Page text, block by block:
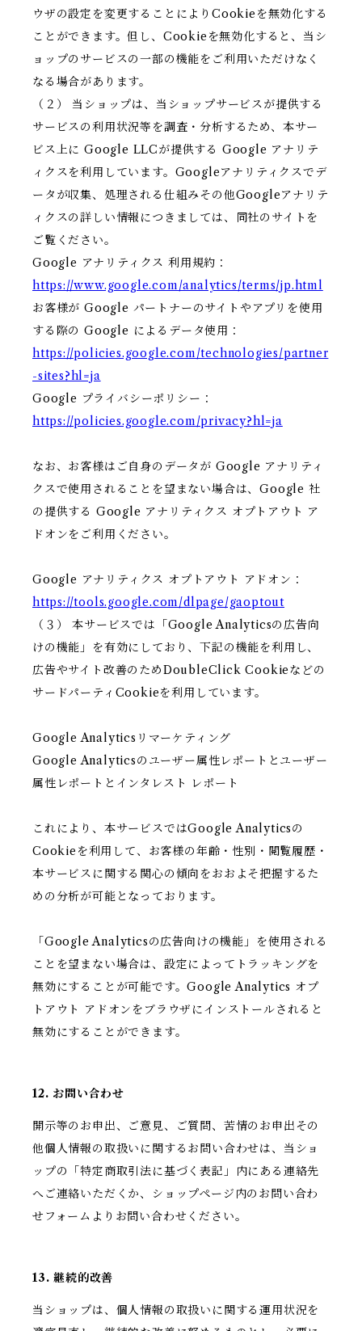
ウザの設定を変更することによりCookieを無効化する
ことができます。但し、Cookieを無効化すると、当シ
ョップのサービスの一部の機能をご利用いただけなく
なる場合があります。
（２） 当ショップは、当ショップサービスが提供する
サービスの利用状況等を調査・分析するため、本サー
ビス上に Google LLCが提供する Google アナリテ
ィクスを利用しています。Googleアナリティクスでデ
ータが収集、処理される仕組みその他Googleアナリテ
ィクスの詳しい情報につきましては、同社のサイトを
ご覧ください。
Google アナリティクス 利用規約：
https://www.google.com/analytics/terms/jp.html
お客様が Google パートナーのサイトやアプリを使用
する際の Google によるデータ使用：
https://policies.google.com/technologies/partner
-sites?hl=ja
Google プライバシーポリシー：
https://policies.google.com/privacy?hl=ja
なお、お客様はご自身のデータが Google アナリティ
クスで使用されることを望まない場合は、Google 社
の提供する Google アナリティクス オプトアウト ア
ドオンをご利用ください。
Google アナリティクス オプトアウト アドオン：
https://tools.google.com/dlpage/gaoptout
（３） 本サービスでは「Google Analyticsの広告向
けの機能」を有効にしており、下記の機能を利用し、
広告やサイト改善のためDoubleClick Cookieなどの
サードパーティCookieを利用しています。
Google Analyticsリマーケティング
Google Analyticsのユーザー属性レポートとユーザー
属性レポートとインタレスト レポート
これにより、本サービスではGoogle Analyticsの
Cookieを利用して、お客様の年齢・性別・閲覧履歴・
本サービスに関する関心の傾向をおおよそ把握するた
めの分析が可能となっております。
「Google Analyticsの広告向けの機能」を使用される
ことを望まない場合は、設定によってトラッキングを
無効にすることが可能です。Google Analytics オプ
トアウト アドオンをブラウザにインストールされると
無効にすることができます。
12. お問い合わせ
開示等のお申出、ご意見、ご質問、苦情のお申出その
他個人情報の取扱いに関するお問い合わせは、当ショ
ップの「特定商取引法に基づく表記」内にある連絡先
へご連絡いただくか、ショップページ内のお問い合わ
せフォームよりお問い合わせください。
13. 継続的改善
当ショップは、個人情報の取扱いに関する運用状況を